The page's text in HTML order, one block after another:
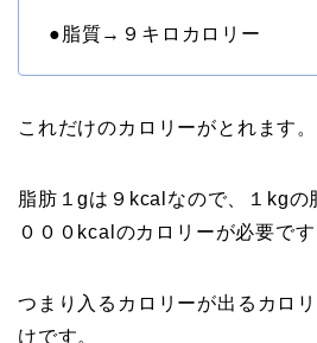
●脂質→９キロカロリー
これだけのカロリーがとれます。
脂肪１gは９kcalなので、１kgの
０００kcalのカロリーが必要です
つまり入るカロリーが出るカロ
けです。